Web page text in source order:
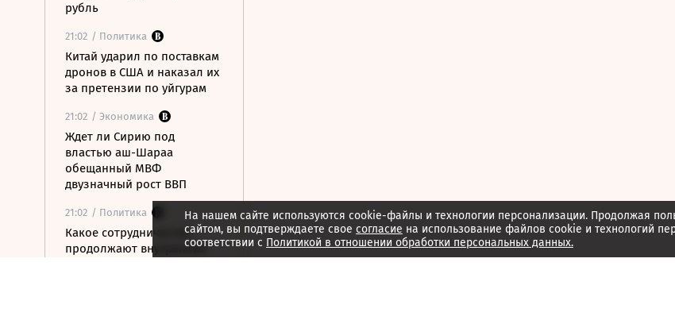
рубль
21:02 / Политика
Китай ударил по поставкам
дронов в США и наказал их
за претензии по уйгурам
21:02 / Экономика
Ждет ли Сирию под
властью аш-Шараа
обещанный МВФ
двузначный рост ВВП
21:02 / Политика
Какое сотрудничество
продолжают внутренние
На нашем сайте используются cookie-файлы и технологии персонализации. Продолжая
сайтом, вы подтверждаете свое согласие на использование файлов cookie и технологий
соответствии с Политикой в отношении обработки персональных данных.